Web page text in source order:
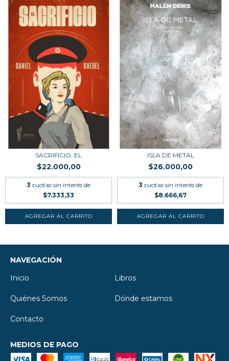
SACRIFICIO, EL
$22.000,00
3 cuotas sin interés de
$7.333,33
ISLA DE METAL
$26.000,00
3 cuotas sin interés de
$8.666,67
NAVEGACIÓN
Inicio
Libros
Quiénes Somos Dónde estamos
Contacto
MEDIOS DE PAGO